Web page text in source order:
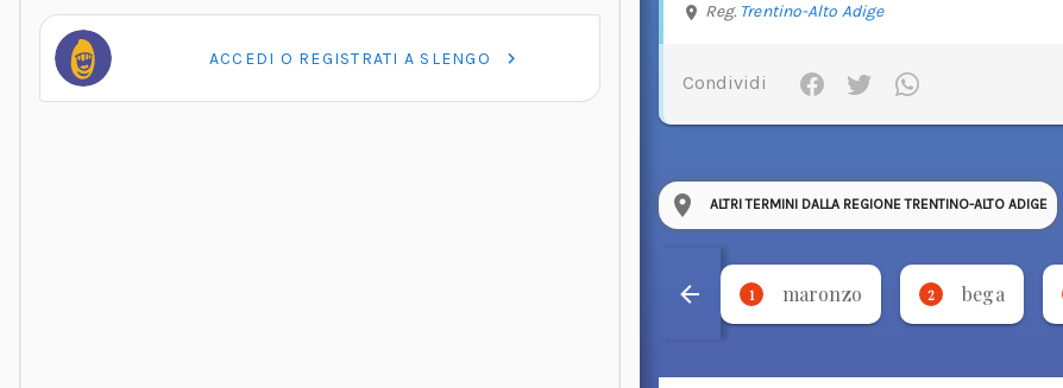
ACCEDI O REGISTRATI A SLENGO
Reg. Trentino-Alto Adige
Condividi
ALTRI TERMINI DALLA REGIONE TRENTINO-ALTO ADIGE
1 maronzo 2 bega